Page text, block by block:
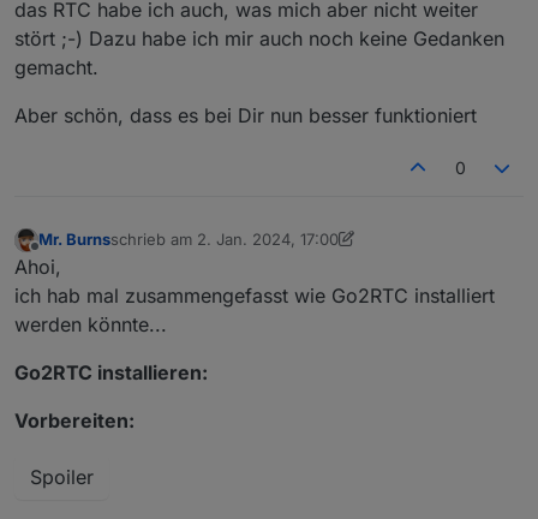
das RTC habe ich auch, was mich aber nicht weiter
stört ;-) Dazu habe ich mir auch noch keine Gedanken
gemacht.
Aber schön, dass es bei Dir nun besser funktioniert
0
Offline
Mr. Burnsschrieb am 2. Jan. 2024, 17:00
zuletzt editiert von Mr. Burns1. Feb. 2024, 23:36
Ahoi,
ich hab mal zusammengefasst wie Go2RTC installiert
werden könnte...
Go2RTC installieren:
Vorbereiten:
Spoiler